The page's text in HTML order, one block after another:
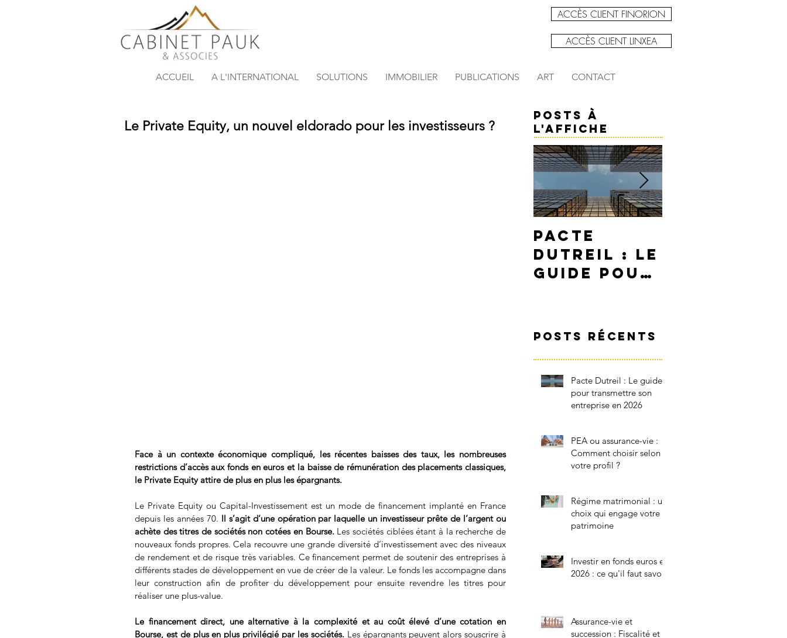
ACCÈS CLIENT FINORION
ACCÈS CLIENT LINXEA
ACCUEIL A L'INTERNATIONAL SOLUTIONS IMMOBILIER PUBLICATIONS ART CONTACT
Le Private Equity, un nouvel eldorado pour les investisseurs ?
Face à un contexte économique compliqué, les récentes baisses des taux, les nombreuses
restrictions d’accès aux fonds en euros et la baisse de rémunération des placements classiques,
le Private Equity attire de plus en plus les épargnants.
Le Private Equity ou Capital-Investissement est un mode de financement implanté en France
depuis les années 70. Il s’agit d’une opération par laquelle un investisseur prête de l’argent ou
achète des titres de sociétés non cotées en Bourse. Les sociétés ciblées étant à la recherche de
nouveaux fonds propres. Cela recouvre une grande diversité d’investissement avec des niveaux
de rendement et de risque très variables. Ce financement permet de soutenir des entreprises à
différents stades de développement en vue de créer de la valeur. Le fonds les accompagne dans
leur construction afin de profiter du développement pour ensuite revendre les titres pour
réaliser une plus-value.
Le financement direct, une alternative à la complexité et au coût élevé d’une cotation en
Bourse, est de plus en plus privilégié par les sociétés. Les épargnants peuvent alors souscrire à
Posts à
l'affiche
Pacte
Dutreil : Le
guide pour
entreprise
Posts Récents
Pacte Dutreil : Le guide
pour transmettre son
entreprise en 2026
PEA ou assurance-vie :
Comment choisir selon
votre profil ?
Régime matrimonial : un
choix qui engage votre
patrimoine
Investir en fonds euros en
2026 : ce qu'il faut savoir
Assurance-vie et
succession : Fiscalité et